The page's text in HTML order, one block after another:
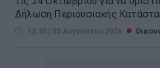
Δήλωση Περιουσιακής
12:35 | 03 Αυγούστου 2026